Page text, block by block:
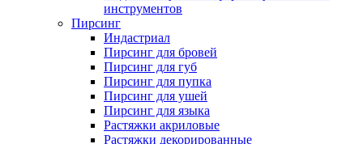
инструментов
Пирсинг
Индастриал
Пирсинг для бровей
Пирсинг для губ
Пирсинг для пупка
Пирсинг для ушей
Пирсинг для языка
Растяжки акриловые
Растяжки декорированные